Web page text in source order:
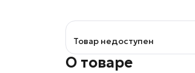
Товар недоступен
О товаре